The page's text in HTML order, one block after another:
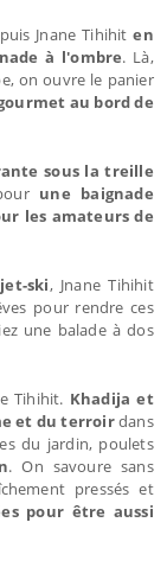
Jnane Tihihiten
à l'ombre. Là,
on ouvre le panier
au bord de
sous la treille
une baignade
les amateurs de
ski, Jnane Tihihit
pour rendre ces
une balade à dos
Tihihit. Khadija et
et du terroirdans
du jardin, poulets
. On savoure sans
pressés et
pour être aussi